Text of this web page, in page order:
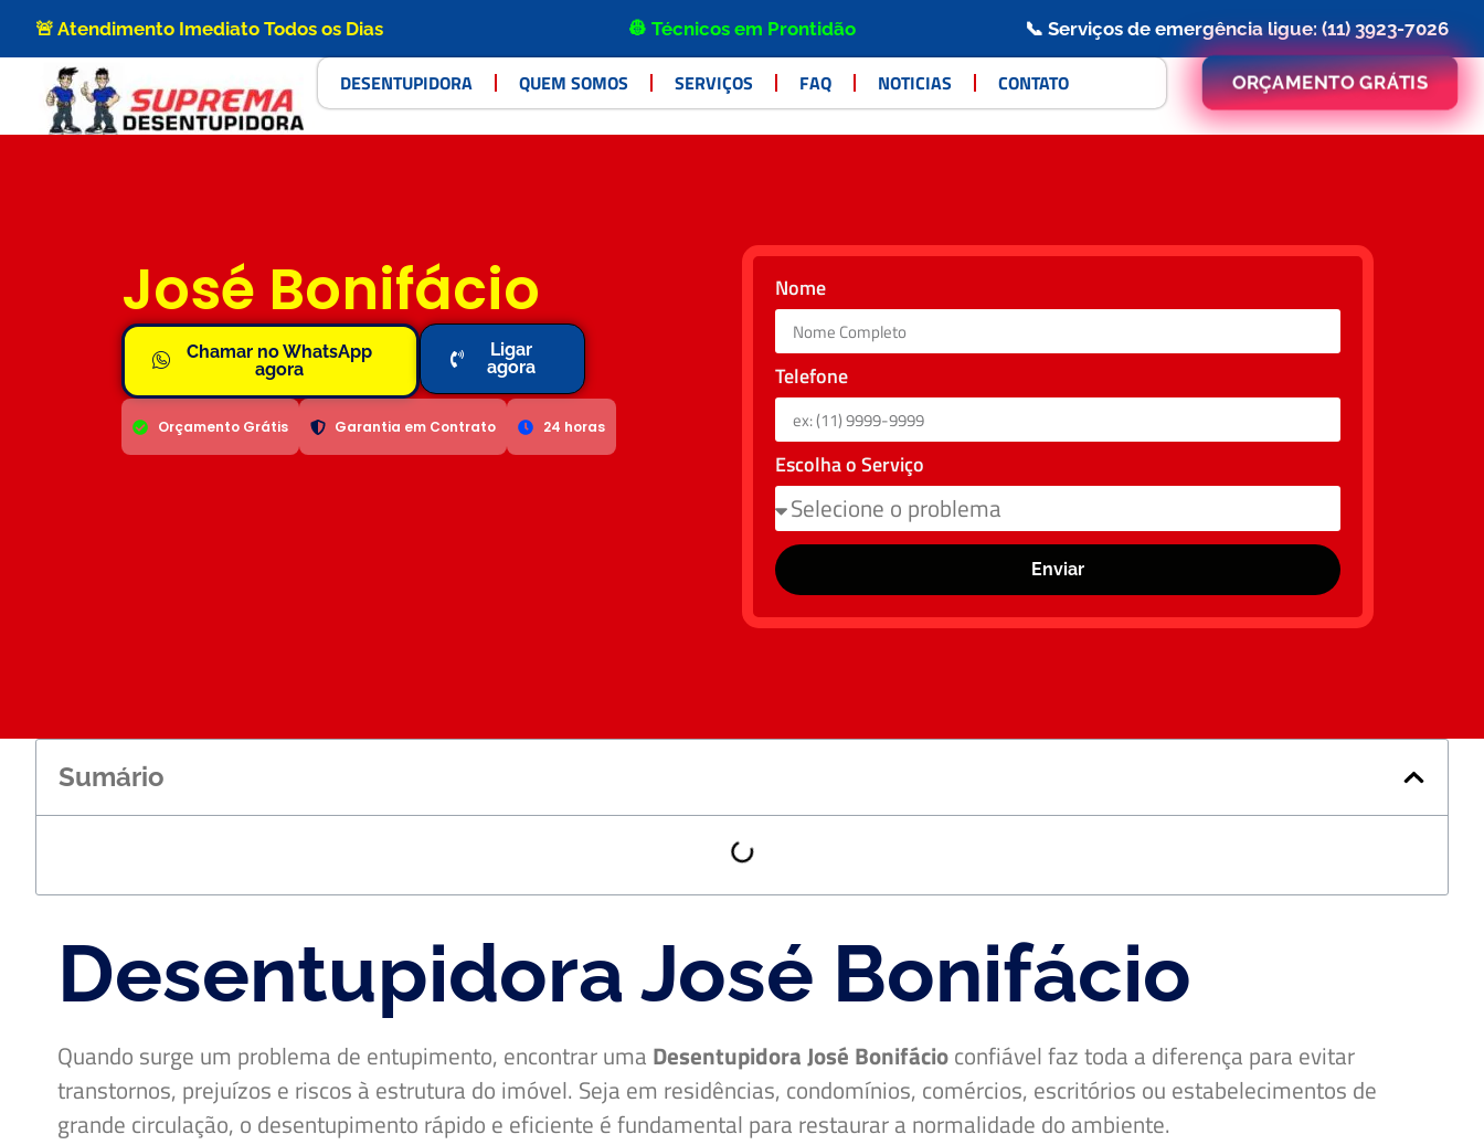
🚨 Atendimento Imediato Todos os Dias 👷 Técnicos em Prontidão 📞 Serviços de emergência ligue: (11) 3923-7026
DESENTUPIDORA QUEM SOMOS SERVIÇOS FAQ NOTICIAS CONTATO ORÇAMENTO GRÁTIS
José Bonifácio
Chamar no WhatsApp
agora
Ligar
agora
Orçamento Grátis Garantia em Contrato 24 horas
Nome
Telefone
Escolha o Serviço
Enviar
Sumário
Desentupidora José Bonifácio
Quando surge um problema de entupimento, encontrar uma Desentupidora José Bonifácioconfiável faz toda a diferença para evitar
transtornos, prejuízos e riscos à estrutura do imóvel. Seja em residências, condomínios, comércios, escritórios ou estabelecimentos de
grande circulação, o desentupimento rápido e eficiente é fundamental para restaurar a normalidade do ambiente.